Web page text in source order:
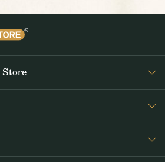
Store